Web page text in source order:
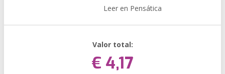
Leer en Pensática
Valor total:
€ 4,17